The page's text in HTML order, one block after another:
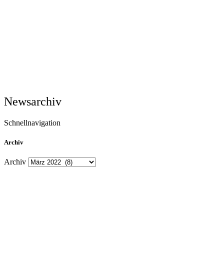
Newsarchiv
Schnellnavigation
Archiv
Archiv